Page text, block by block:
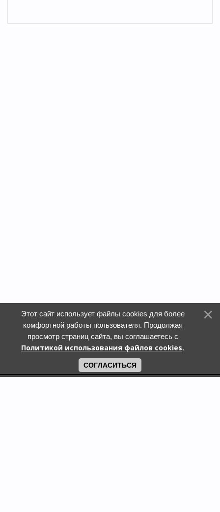
Этот сайт использует файлы cookies для более
комфортной работы пользователя. Продолжая
просмотр страниц сайта, вы соглашаетесь с
Политикой использования файлов cookies.
СОГЛАСИТЬСЯ